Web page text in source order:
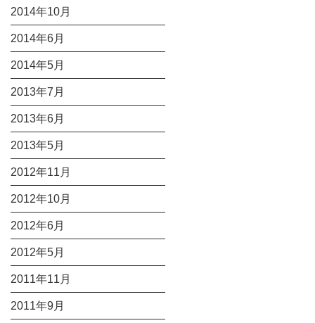
2014年10月
2014年6月
2014年5月
2013年7月
2013年6月
2013年5月
2012年11月
2012年10月
2012年6月
2012年5月
2011年11月
2011年9月